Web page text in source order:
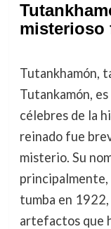
misterioso
Tutankhamón,
Tutankamón,
célebres de la
reinado fue
misterio. Su
tumba en
artefactos que